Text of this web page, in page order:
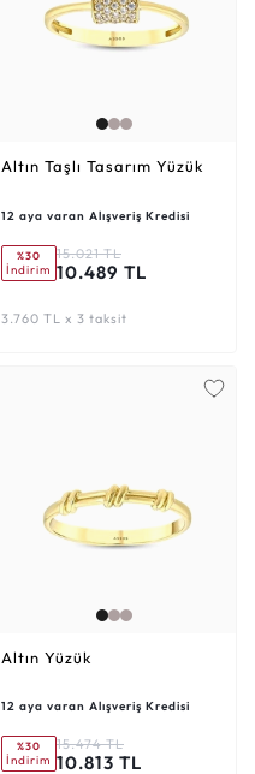
Altın Taşlı Tasarım Yüzük
12 aya varan Alışveriş Kredisi
%30
İndirim
15.021 TL
10.489 TL
3.760 TL x 3 taksit
Altın Yüzük
12 aya varan Alışveriş Kredisi
%30
İndirim
15.474 TL
10.813 TL